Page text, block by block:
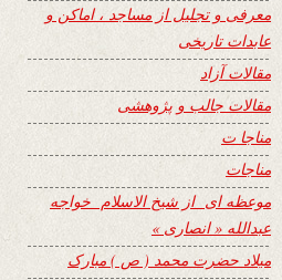
معرفی و تجلیل از مساجد ، اماکن و
عابدات تاریخی
مقالات آزاد
مقالات جالب و پژوهشی
مناجا ت
مناجات
موعظه ای از شیخ الاسلام خواجه
عبدالله « انصاری »
میلاد حضرت محمد ( ص ) مبارک